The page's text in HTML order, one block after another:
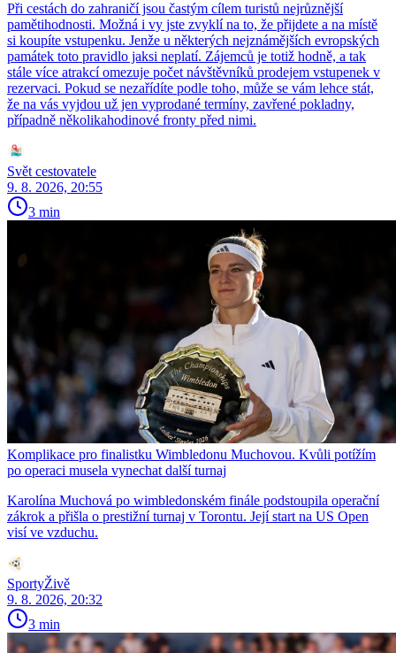
Při cestách do zahraničí jsou častým cílem turistů nejrůznější
pamětihodnosti. Možná i vy jste zvyklí na to, že přijdete a na místě
si koupíte vstupenku. Jenže u některých nejznámějších evropských
památek toto pravidlo jaksi neplatí. Zájemců je totiž hodně, a tak
stále více atrakcí omezuje počet návštěvníků prodejem vstupenek v
rezervaci. Pokud se nezařídíte podle toho, může se vám lehce stát,
že na vás vyjdou už jen vyprodané termíny, zavřené pokladny,
případně několikahodinové fronty před nimi.
Svět cestovatele
9. 8. 2026, 20:55
3 min
Komplikace pro finalistku Wimbledonu Muchovou. Kvůli potížím
po operaci musela vynechat další turnaj
Karolína Muchová po wimbledonském finále podstoupila operační
zákrok a přišla o prestižní turnaj v Torontu. Její start na US Open
visí ve vzduchu.
SportyŽivě
9. 8. 2026, 20:32
3 min